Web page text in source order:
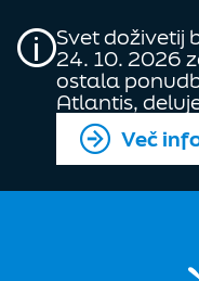
Svet doživetij
24. 10. 2026
ostala
Atlantis,
Več